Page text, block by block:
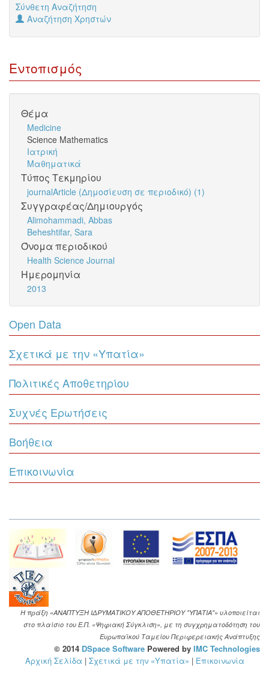
Σύνθετη Αναζήτηση
Αναζήτηση Χρηστών
Εντοπισμός
Θέμα
Medicine
Science Mathematics
Ιατρική
Μαθηματικά
Τύπος Τεκμηρίου
journalArticle (Δημοσίευση σε περιοδικό) (1)
Συγγραφέας/Δημιουργός
Alimohammadi, Abbas
Beheshtifar, Sara
Όνομα περιοδικού
Health Science Journal
Ημερομηνία
2013
Open Data
Σχετικά με την «Υπατία»
Πολιτικές Αποθετηρίου
Συχνές Ερωτήσεις
Βοήθεια
Επικοινωνία
Η πράξη «ΑΝΑΠΤΥΞΗ ΙΔΡΥΜΑΤΙΚΟΥ ΑΠΟΘΕΤΗΡΙΟΥ "ΥΠΑΤΙΑ"» υλοποιείται
στο πλαίσιο του Ε.Π. «Ψηφιακή Σύγκλιση», με τη συγχρηματοδότηση του
Ευρωπαϊκού Ταμείου Περιφερειακής Ανάπτυξης
© 2014 DSpace Software Powered by IMC Technologies
Αρχική Σελίδα | Σχετικά με την «Υπατία» | Επικοινωνία